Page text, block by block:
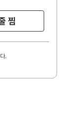
찜
.